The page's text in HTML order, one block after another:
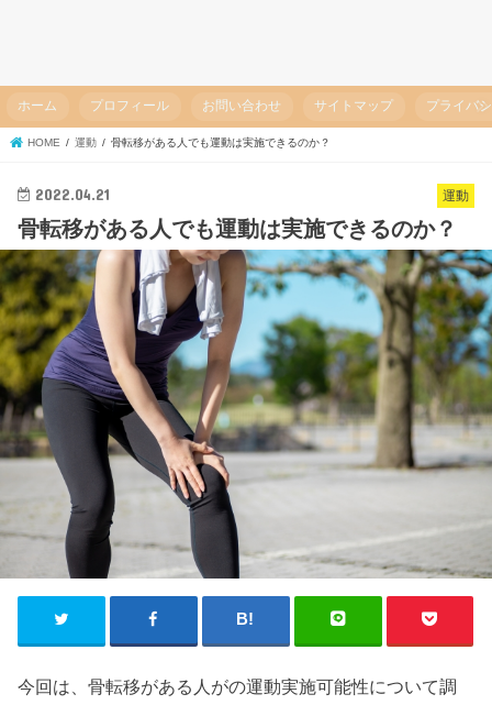
ホーム プロフィール お問い合わせ サイトマップ プライバ
HOME 運動 骨転移がある人でも運動は実施できるのか？
運動
2022.04.21
骨転移がある人でも運動は実施できるのか？
今回は、骨転移がある人がの運動実施可能性について調